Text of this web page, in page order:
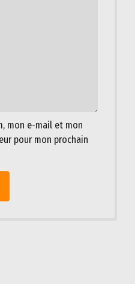
mon e-mail et mon
pour mon prochain